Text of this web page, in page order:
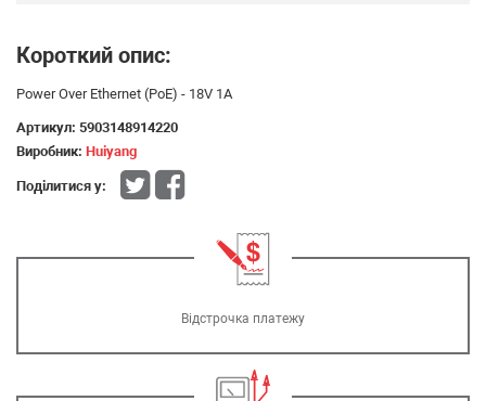
Короткий опис:
Power Over Ethernet (PoE) - 18V 1A
Артикул: 5903148914220
Виробник: Huiyang
Поділитися у:
Відстрочка платежу